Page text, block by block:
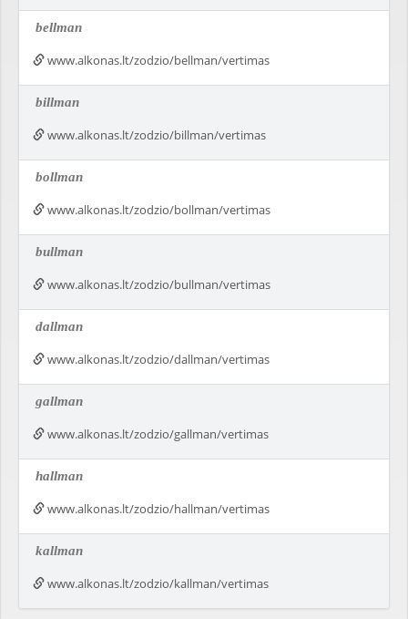
bellman
www.alkonas.lt/zodzio/bellman/vertimas
billman
www.alkonas.lt/zodzio/billman/vertimas
bollman
www.alkonas.lt/zodzio/bollman/vertimas
bullman
www.alkonas.lt/zodzio/bullman/vertimas
dallman
www.alkonas.lt/zodzio/dallman/vertimas
gallman
www.alkonas.lt/zodzio/gallman/vertimas
hallman
www.alkonas.lt/zodzio/hallman/vertimas
kallman
www.alkonas.lt/zodzio/kallman/vertimas